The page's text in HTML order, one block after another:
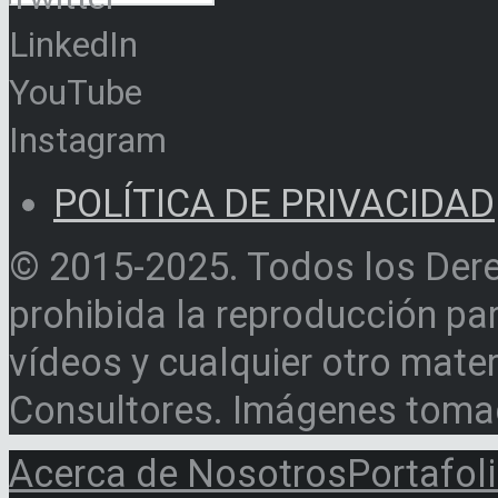
LinkedIn
YouTube
Instagram
POLÍTICA DE PRIVACIDAD
© 2015-2025. Todos los
prohibida la reproducción
vídeos y cualquier otro
Consultores. Imágenes
Acerca de Nosotros